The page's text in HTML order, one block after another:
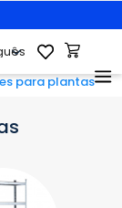
para plantas